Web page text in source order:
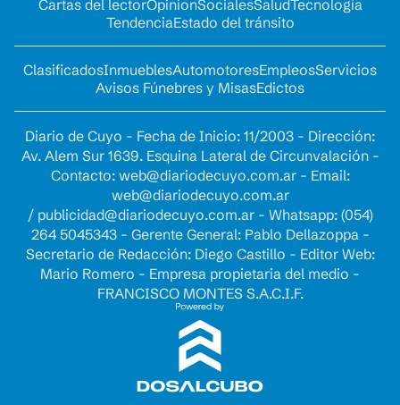
Cartas del lectorOpinionSocialesSaludTecnología
TendenciaEstado del tránsito
ClasificadosInmueblesAutomotoresEmpleosServicios
Avisos Fúnebres y MisasEdictos
Diario de Cuyo - Fecha de Inicio: 11/2003 - Dirección:
Av. Alem Sur 1639. Esquina Lateral de Circunvalación -
Contacto: web@diariodecuyo.com.ar- Email:
web@diariodecuyo.com.ar
/ publicidad@diariodecuyo.com.ar- Whatsapp: (054)
264 5045343 - Gerente General: Pablo Dellazoppa -
Secretario de Redacción: Diego Castillo - Editor Web:
Mario Romero - Empresa propietaria del medio -
FRANCISCO MONTES S.A.C.I.F.